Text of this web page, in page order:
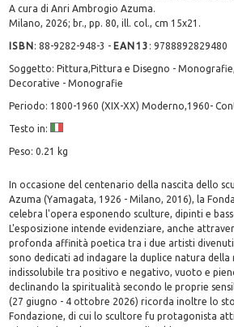
A cura di Anri Ambrogio Azuma.
Milano, 2026; br., pp. 80, ill. col., cm 15x21.
ISBN:88-9282-948-3 - EAN13 :9788892829480
Soggetto: Pittura,Pittura e Disegno -
Decorative - Monografie
Periodo: 1800-1960 (XIX-XX) Moderno,1960-
Testo in:
Peso: 0.21 kg
In occasione del centenario della nascita dello
Azuma (Yamagata, 1926 - Milano, 2016), la
celebra l'opera esponendo sculture, dipinti e
L'esposizione intende evidenziare, anche
profonda affinità poetica tra i due artisti
sono dedicati ad indagare la duplice natura della
indissolubile tra positivo e negativo, vuoto e
declinando la spiritualità secondo le proprie
(27 giugno - 4 ottobre 2026) ricorda inoltre lo
Fondazione, di cui lo scultore fu protagonista